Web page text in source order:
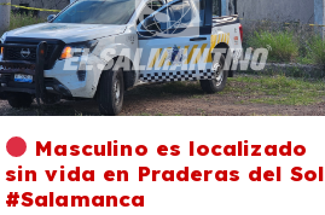
Masculino es localizado
sin vida en Praderas del Sol
#Salamanca